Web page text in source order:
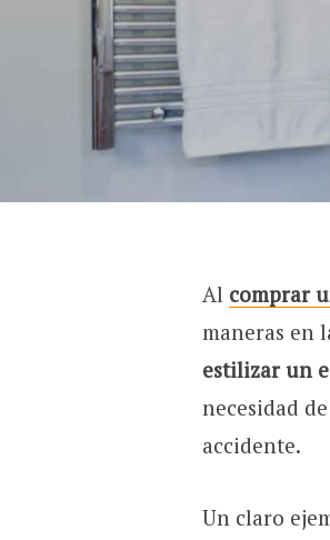
Al comprar
maneras en
estilizar un
necesidad
accidente.
Un claro